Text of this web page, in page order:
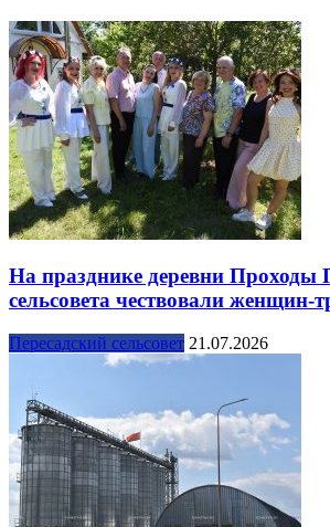
На празднике деревни Проходы
сельсовета чествовали женщин-
Пересадский сельсовет 21.07.2026